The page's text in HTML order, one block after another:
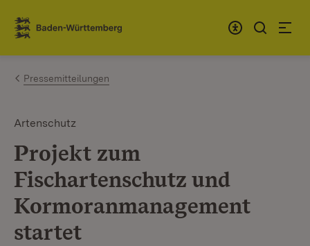
Zum Inhalt springen
Link zur Startseite
Pressemitteilungen
Artenschutz
Projekt zum
Fischartenschutz und
Kormoranmanagement
startet